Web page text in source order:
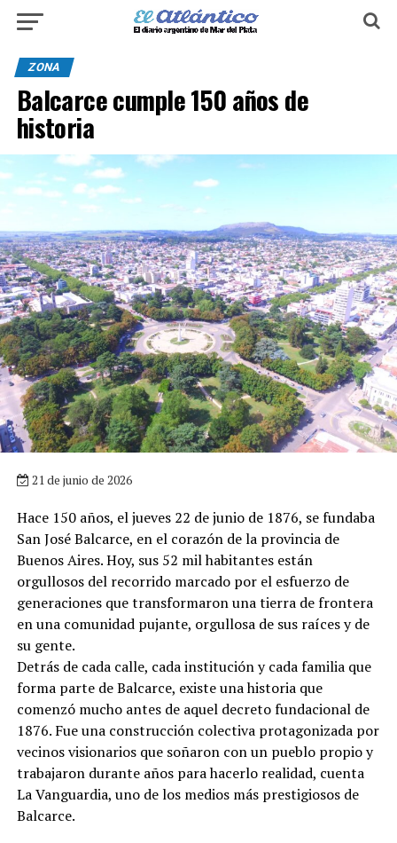
ZONA
Balcarce cumple 150 años de
historia
21 de junio de 2026
Hace 150 años, el jueves 22 de junio de 1876, se fundaba
San José Balcarce, en el corazón de la provincia de
Buenos Aires. Hoy, sus 52 mil habitantes están
orgullosos del recorrido marcado por el esfuerzo de
generaciones que transformaron una tierra de frontera
en una comunidad pujante, orgullosa de sus raíces y de
su gente.
Detrás de cada calle, cada institución y cada familia que
forma parte de Balcarce, existe una historia que
comenzó mucho antes de aquel decreto fundacional de
1876. Fue una construcción colectiva protagonizada por
vecinos visionarios que soñaron con un pueblo propio y
trabajaron durante años para hacerlo realidad, cuenta
La Vanguardia, uno de los medios más prestigiosos de
Balcarce.